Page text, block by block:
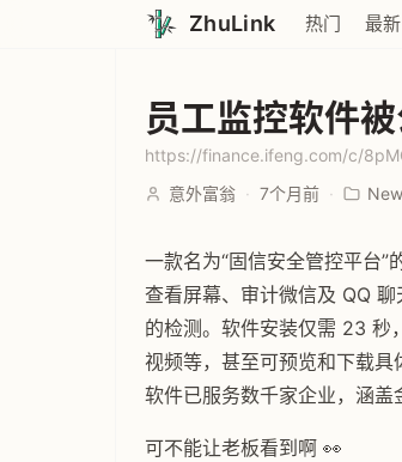
ZhuLink 热门 最新
员工监控软件
https://finance.ifeng.com/c/
意外富翁 · 7个月前 ·
一款名为“固信安全管控平台
查看屏幕、审计微信及 QQ
的检测。软件安装仅需 23 秒
视频等，甚至可预览和下载具
软件已服务数千家企业，涵盖
可不能让老板看到啊 👀